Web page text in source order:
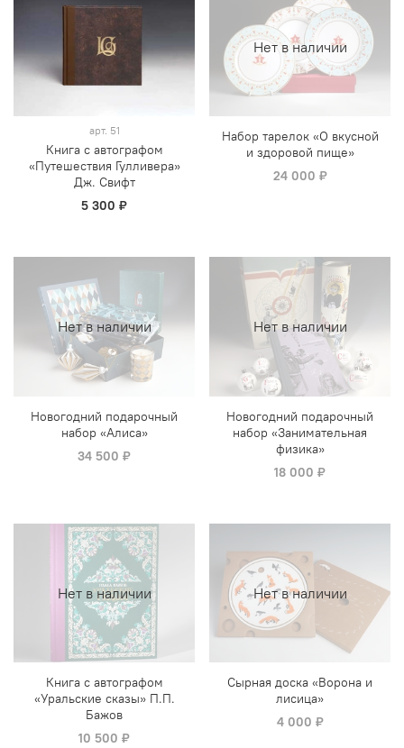
арт. 51
Книга с автографом
«Путешествия Гулливера»
Дж. Свифт
5 300 ₽
Нет в наличии
Набор тарелок «О вкусной
и здоровой пище»
24 000 ₽
Нет в наличии
Новогодний подарочный
набор «Алиса»
34 500 ₽
Нет в наличии
Новогодний подарочный
набор «Занимательная
физика»
18 000 ₽
Нет в наличии
Книга с автографом
«Уральские сказы» П.П.
Бажов
10 500 ₽
Нет в наличии
Сырная доска «Ворона и
лисица»
4 000 ₽